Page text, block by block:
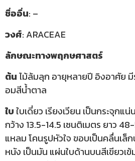
ชื่ออื่น: –
วงศ์: ARACEAE
ลักษณะทางพฤกษศาสตร์
ต้นไม้ล้มลุก อายุหลายปี อิงอาศัย
อมสีน้ำตาล
ใบใบเดี่ยว เรียงเวียน เป็นกระจุก
กว้าง 13.5-14.5 เซนติเมตร ยาว
แหลม โคนรูปหัวใจ ขอบเป็นคลื่นเล็
หนัง เป็นมัน แผ่นใบด้านบนสีเขียวเ